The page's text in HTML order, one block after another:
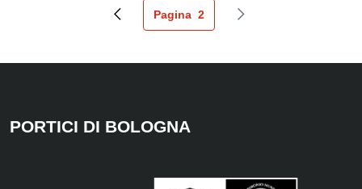
Pagina precedentePagina attuale
Pagina 2
Pagina successiva
PORTICI DI BOLOGNA